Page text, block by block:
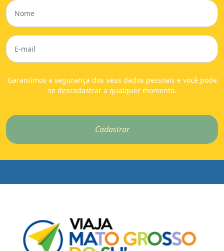
Garantimos a segurança dos seus dados pessoais e você pode
se descadastrar a qualquer momento.
Cadastrar